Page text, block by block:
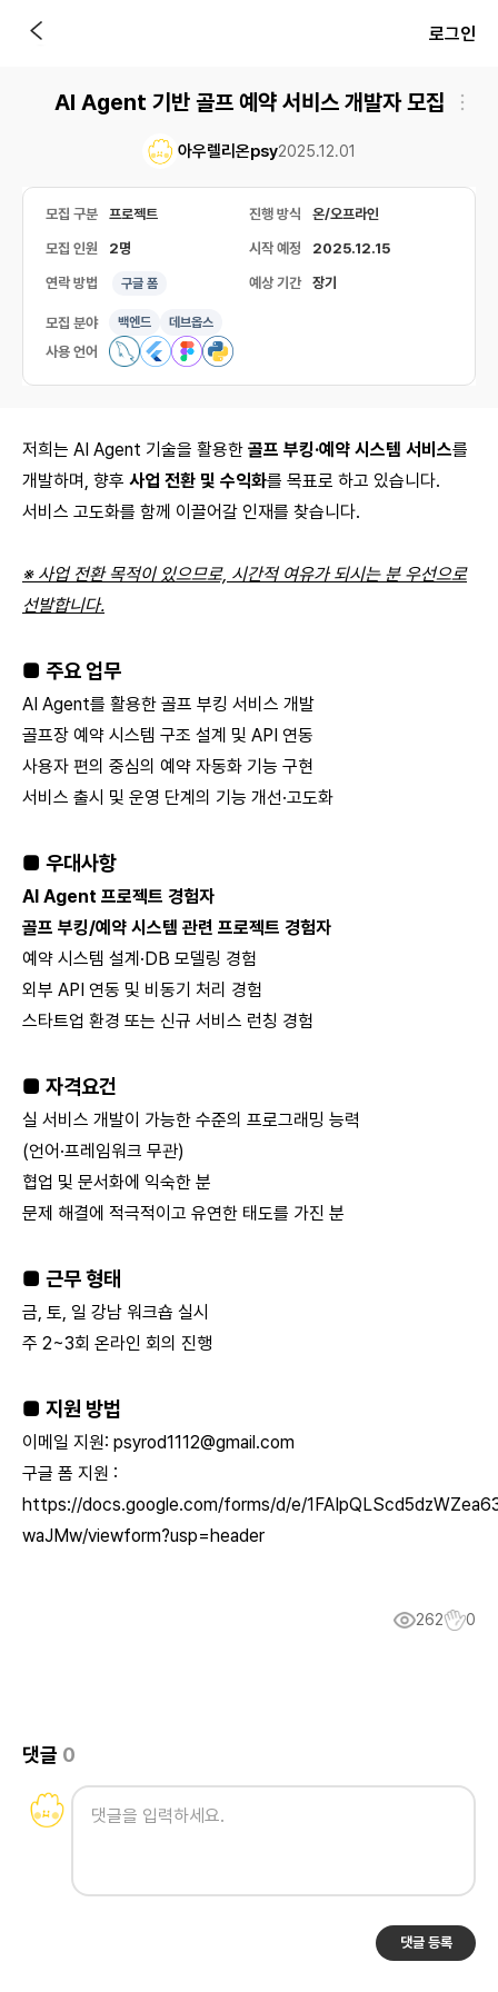
로그인
AI Agent 기반 골프 예약 서비스 개발자 모집
아우렐리온psy2025.12.01
모집 구분 프로젝트 진행 방식 온/오프라인
모집 인원 2명 시작 예정 2025.12.15
연락 방법 구글 폼 예상 기간 장기
모집 분야 백엔드 데브옵스
사용 언어
저희는 AI Agent 기술을 활용한 골프 부킹·예약 시스템 서비스를
개발하며, 향후 사업 전환 및 수익화를 목표로 하고 있습니다.
서비스 고도화를 함께 이끌어갈 인재를 찾습니다.
※ 사업 전환 목적이 있으므로, 시간적 여유가 되시는 분 우선으로
선발합니다.
■ 주요 업무
AI Agent를 활용한 골프 부킹 서비스 개발
골프장 예약 시스템 구조 설계 및 API 연동
사용자 편의 중심의 예약 자동화 기능 구현
서비스 출시 및 운영 단계의 기능 개선·고도화
■ 우대사항
AI Agent 프로젝트 경험자
골프 부킹/예약 시스템 관련 프로젝트 경험자
예약 시스템 설계·DB 모델링 경험
외부 API 연동 및 비동기 처리 경험
스타트업 환경 또는 신규 서비스 런칭 경험
■ 자격요건
실 서비스 개발이 가능한 수준의 프로그래밍 능력
(언어·프레임워크 무관)
협업 및 문서화에 익숙한 분
문제 해결에 적극적이고 유연한 태도를 가진 분
■ 근무 형태
금, 토, 일 강남 워크숍 실시
주 2~3회 온라인 회의 진행
■ 지원 방법
이메일 지원: psyrod1112@gmail.com
구글 폼 지원 :
https://docs.google.com/forms/d/e/
waJMw/viewform?usp=header
262 0
댓글 0
댓글 등록